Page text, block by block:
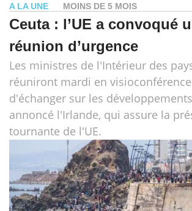
A LA UNE MOINS DE 5 MOIS
Ceuta : l’UE a convoqué
réunion d’urgence
Les ministres de l'Intérieur des
réuniront mardi en
d'échanger sur les
annoncé l'Irlande, qui assure la
tournante de l'UE.